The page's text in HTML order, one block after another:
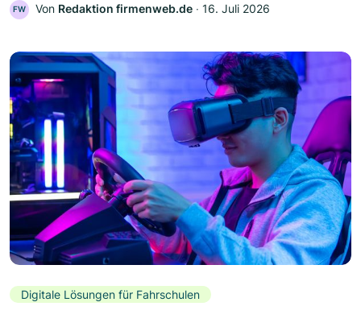
FW Von Redaktion firmenweb.de ‧ 16. Juli 2026
Digitale Lösungen für Fahrschulen